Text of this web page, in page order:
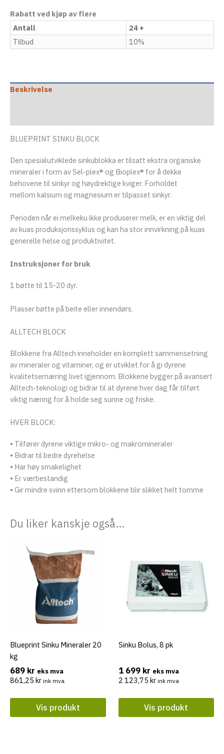
Rabatt ved kjøp av flere
Antall
24 +
Tilbud
10%
Beskrivelse
BLUEPRINT SINKU BLOCK
Den spesialutviklede sinkublokka er tilsatt ekstra organiske
mineraler i form av Sel-plex® og Bioplex® for å dekke
behovene til sinkyr og høydrektige kviger. Forholdet
mellom kalsium og magnesium er tilpasset sinkyr.
Perioden når ei melkeku ikke produserer melk, er en viktig del
av kuas produksjonssyklus og kan ha stor innvirkning på kuas
generelle helse og produktivitet.
Instruksjoner for bruk
1 bøtte til 15-20 dyr.
Plasser bøtte på beite eller innendørs.
ALLTECH BLOCK
Blokkene fra Alltech inneholder en komplett sammensetning
av mineraler og vitaminer, og er utviklet for å gi dyrene
kvalitetsernæring livet igjennom. Blokkene bygger på avansert
Alltech-teknologi og bidrar til at dyrene hver dag får tilført
viktig næring for å holde seg sunne og friske.
HVER BLOCK:
• Tilfører dyrene viktige mikro- og makromineraler
• Bidrar til bedre dyrehelse
• Har høy smakelighet
• Er værbestandig
• Gir mindre svinn ettersom blokkene blir slikket helt tomme
Du liker kanskje også…
Blueprint Sinku Mineraler 20
kg
689 kr eks mva
861,25 kr ink mva
Vis produkt
Sinku Bolus, 8 pk
1 699 kr eks mva
2 123,75 kr ink mva
Vis produkt